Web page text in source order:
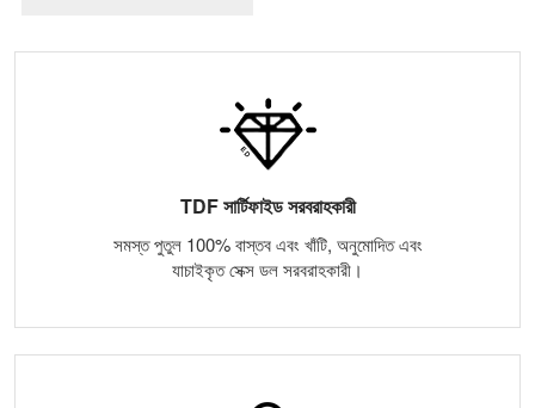
TDF সার্টিফাইড সরবরাহকারী
সমস্ত পুতুল 100% বাস্তব এবং খাঁটি, অনুমোদিত এবং
যাচাইকৃত সেক্স ডল সরবরাহকারী।